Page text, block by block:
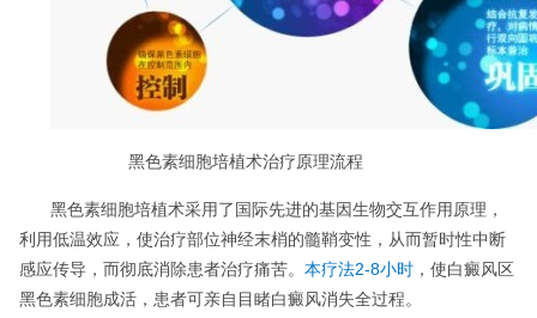
黑色素细胞培植术治疗原理流程
黑色素细胞培植术采用了国际先进的基因生物交互作用原理，
利用低温效应，使治疗部位神经末梢的髓鞘变性，从而暂时性中断
感应传导，而彻底消除患者治疗痛苦。 本疗法2-8小时 ，使白癜风区
黑色素细胞成活，患者可亲自目睹白癜风消失全过程。